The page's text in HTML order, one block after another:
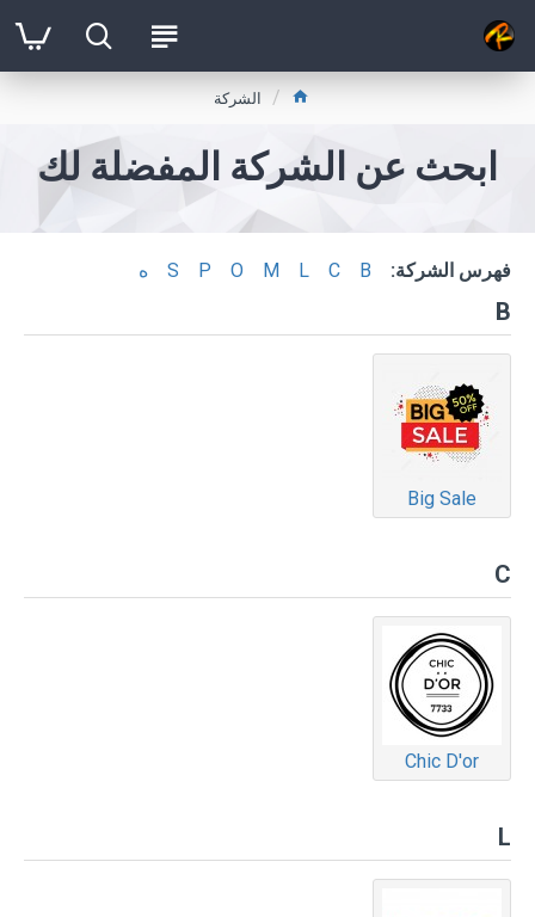
الشركة
ابحث عن الشركة المفضلة لك
فهرس الشركة: B
C
L
M
O
P
S ه
B
Big Sale
C
Chic D'or
L